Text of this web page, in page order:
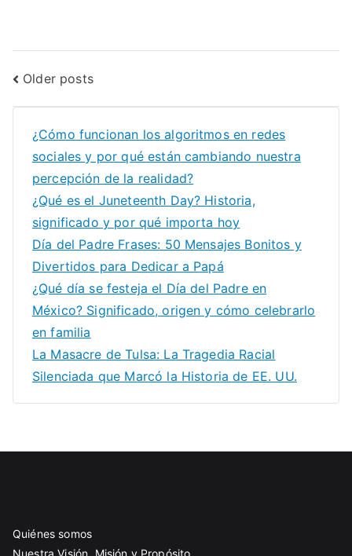
Posts
navigation
Older posts
¿Cómo funcionan los algoritmos en redes
sociales y por qué están cambiando nuestra
percepción de la realidad?
¿Qué es el Juneteenth Day? Historia,
significado y por qué importa hoy
Día del Padre Frases: 50 Mensajes Bonitos y
Divertidos para Dedicar a Papá
¿Qué día se festeja el Día del Padre en
México? Significado, origen y cómo celebrarlo
en familia
La Masacre de Tulsa: La Tragedia Racial
Silenciada que Marcó la Historia de EE. UU.
Quiénes somos